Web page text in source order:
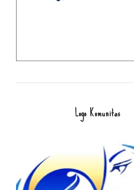
Logo Komunitas